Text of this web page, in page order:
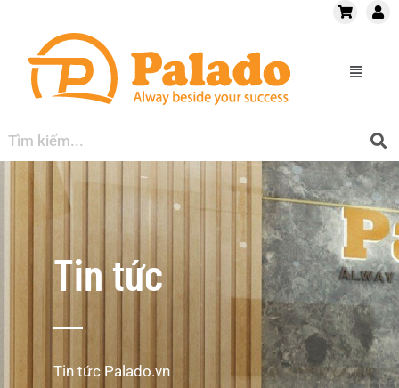
Tin tức
Tin tức Palado.vn